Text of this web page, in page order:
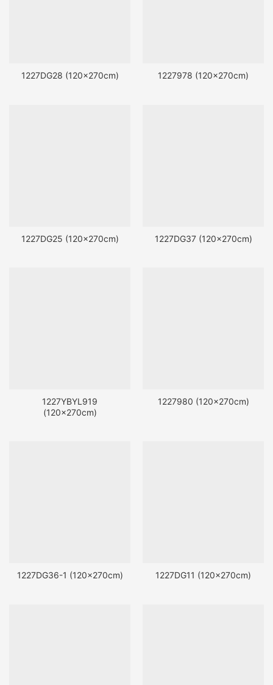
1227DG28 (120x270cm) 1227978 (120x270cm)
1227DG25 (120x270cm) 1227DG37 (120x270cm)
1227YBYL919
(120x270cm)
1227980 (120x270cm)
1227DG36-1 (120x270cm) 1227DG11 (120x270cm)